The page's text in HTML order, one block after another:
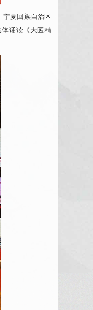
夏回族自治区
诵读《大医精